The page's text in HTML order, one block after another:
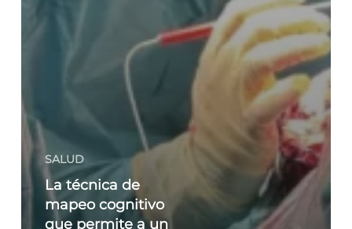
SALUD
La técnica de
mapeo cognitivo
que permite a un